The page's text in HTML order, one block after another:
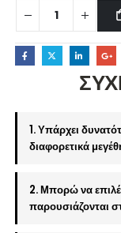
1. Υπάρχει
διαφορετικά
2. Μπορώ να
παρουσιάζονται